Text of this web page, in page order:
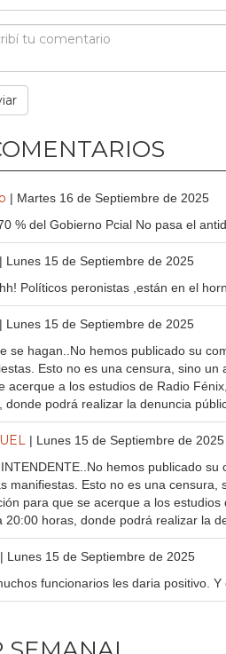
| Martes 16 de Septiembre de 2025
% del Gobierno Pcial No pasa el
| Lunes 15 de Septiembre de 2025
Políticos peronistas ,están en el
| Lunes 15 de Septiembre de 2025
se hagan..No hemos publicado su
Esto no es una censura, sino
acerque a los estudios de Radio
donde podrá realizar la denuncia
| Lunes 15 de Septiembre de 2025
INTENDENTE..No hemos publicado
manifiestas. Esto no es una
para que se acerque a los
20:00 horas, donde podrá realizar la
| Lunes 15 de Septiembre de 2025
funcionarios les daria positivo.